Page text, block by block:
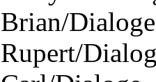
Brian/Dialoge
Rupert/